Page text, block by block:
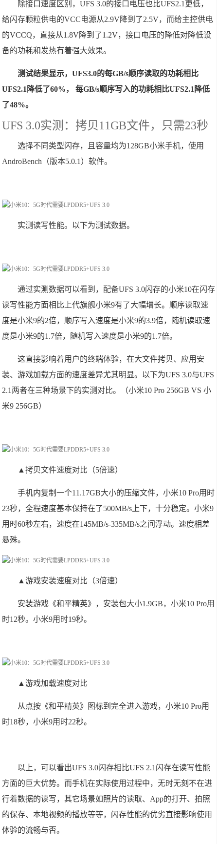
除接口速度区别，UFS 3.0的接口电压也比UFS2.1更低，
给闪存颗粒供电的VCC电源从2.9V降到了2.5V，而给主控供电
的VCCQ，直接从1.8V降到了1.2V，接口电压的降低对降低设
备的功耗和发热有着强大效果。
测试结果显示，UFS3.0的每GB/s顺序读取的功耗相比
UFS2.1降低了60%， 每GB/s顺序写入的功耗相比UFS2.1降低
了48%。
UFS 3.0实测：拷贝11GB文件，只需23秒
选择不同类型闪存，且容量均为128GB小米手机，使用
AndroBench（版本5.0.1）软件。
实测读写性能。以下为测试数据。
通过实测数据可以看到，配备UFS 3.0闪存的小米10在闪存
读写性能方面相比上代旗舰小米9有了大幅增长。顺序读取速
度是小米9的2倍，顺序写入速度是小米9的3.9倍，随机读取速
度是小米9的1.7倍，随机写入速度是小米9的1.7倍。
这直接影响着用户的终端体验，在大文件拷贝、应用安
装、游戏加载方面的速度差异尤其明显。以下为UFS 3.0与UFS
2.1两者在三种场景下的实测对比。（小米10 Pro 256GB VS 小
米9 256GB）
▲拷贝文件速度对比（5倍速）
手机内复制一个11.17GB大小的压缩文件，小米10 Pro用时
23秒，全程速度基本保持在了500MB/s上下，十分稳定。小米9
用时60秒左右，速度在145MB/s-335MB/s之间浮动。速度相差
悬殊。
▲游戏安装速度对比（3倍速）
安装游戏《和平精英》，安装包大小1.9GB，小米10 Pro用
时12秒。小米9用时19秒。
▲游戏加载速度对比
从点按《和平精英》图标到完全进入游戏，小米10 Pro用
时18秒，小米9用时22秒。
以上，可以看出UFS 3.0闪存相比UFS 2.1闪存在读写性能
方面的巨大优势。而手机在实际使用过程中，无时无刻不在进
行着数据的读写，其它场景如照片的读取、App的打开、拍照
的保存、本地视频的播放等等，闪存性能的优劣直接影响使用
体验的流畅与否。